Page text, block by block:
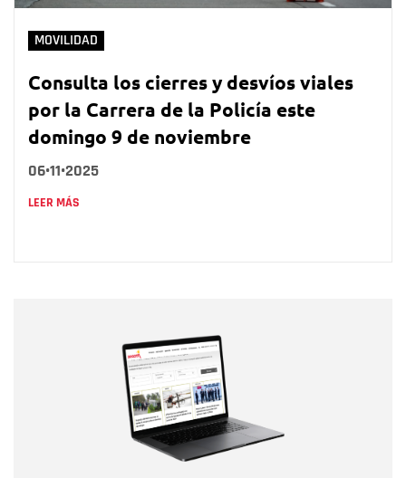
MOVILIDAD
Consulta los cierres y desvíos viales
por la Carrera de la Policía este
domingo 9 de noviembre
06•11•2025
LEER MÁS
Correo electrónico
Tipo de comentario